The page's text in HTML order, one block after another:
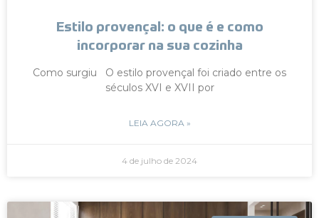
Estilo provençal: o que é e como
incorporar na sua cozinha
Como surgiu O estilo provençal foi criado entre os
séculos XVI e XVII por
LEIA AGORA »
4 de julho de 2024